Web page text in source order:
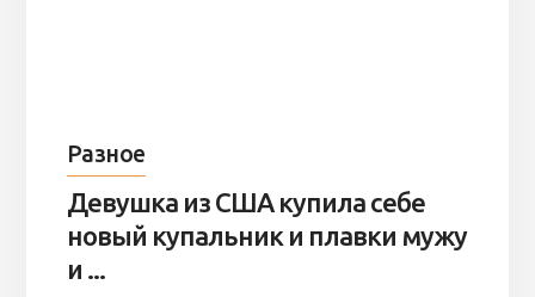
Разное
Девушка из США купила себе
новый купальник и плавки мужу
и ...